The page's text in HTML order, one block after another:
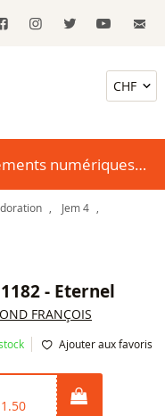
numériques
Jem 4
1182 - Eternel
FRANÇOIS
Ajouter aux favoris